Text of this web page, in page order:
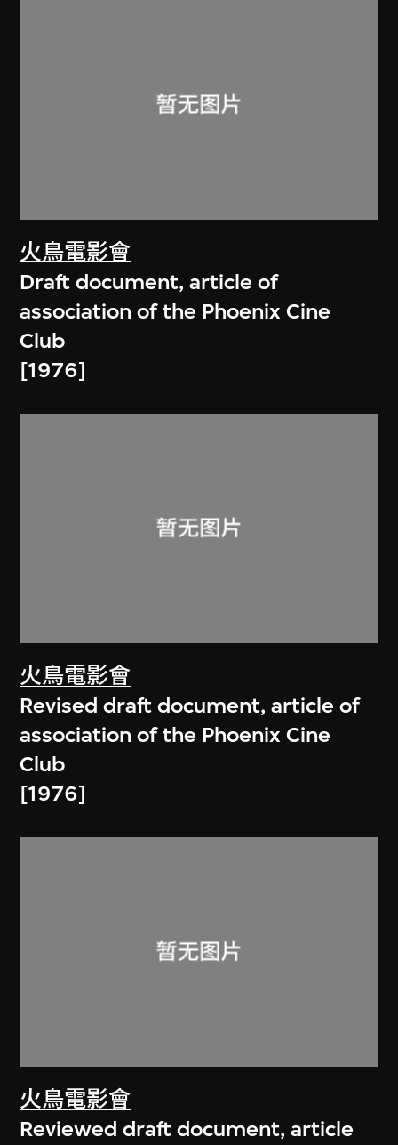
火鳥電影會
Draft document, article of
association of the Phoenix Cine
Club
[1976]
火鳥電影會
Revised draft document, article of
association of the Phoenix Cine
Club
[1976]
火鳥電影會
Reviewed draft document, article